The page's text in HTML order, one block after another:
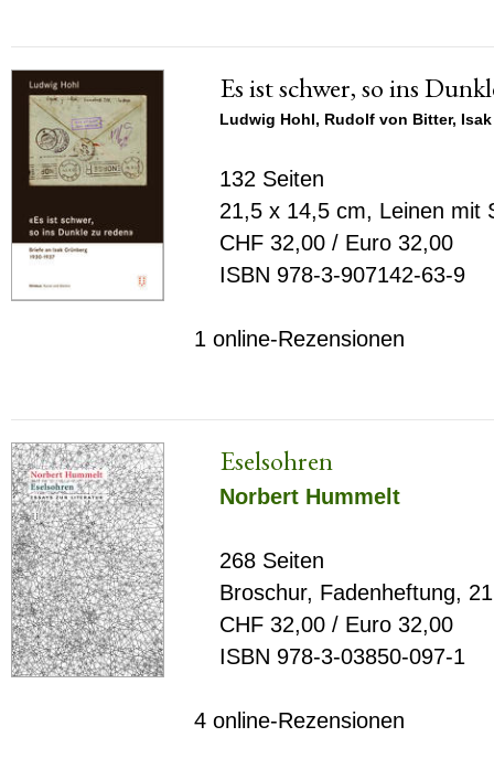
Es ist schwer, so ins
Ludwig Hohl, Rudolf von Bitter,
132 Seiten
21,5 x 14,5 cm, Leinen mit
CHF 32,00 / Euro 32,00
ISBN 978-3-907142-63-9
1 online-Rezensionen
Eselsohren
Norbert Hummelt
268 Seiten
Broschur, Fadenheftung,
CHF 32,00 / Euro 32,00
ISBN 978-3-03850-097-1
4 online-Rezensionen